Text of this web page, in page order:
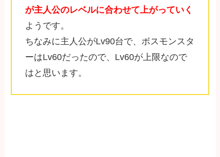
が主人公のレベルに合わせて上がっていく
ようです。
ちなみに主人公がLv90台で、ボスモンスタ
ーはLv60だったので、Lv60が上限なので
はと思います。